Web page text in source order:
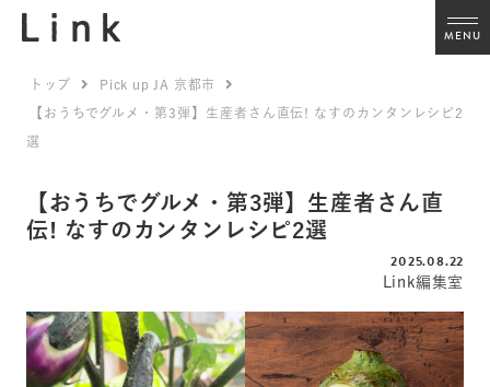
MENU
トップ Pick up JA 京都市
【おうちでグルメ・第3弾】生産者さん直伝! なすのカンタンレシピ2
選
【おうちでグルメ・第3弾】生産者さん直
伝! なすのカンタンレシピ2選
2025.08.22
Link編集室